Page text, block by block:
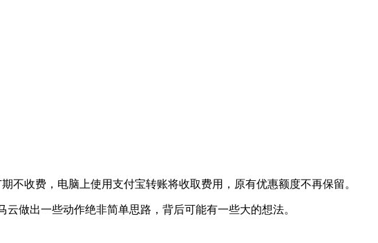
不收费，电脑上使用支付宝转账将收取费用，原有优惠额度不再保留。
做出一些动作绝非简单思路，背后可能有一些大的想法。